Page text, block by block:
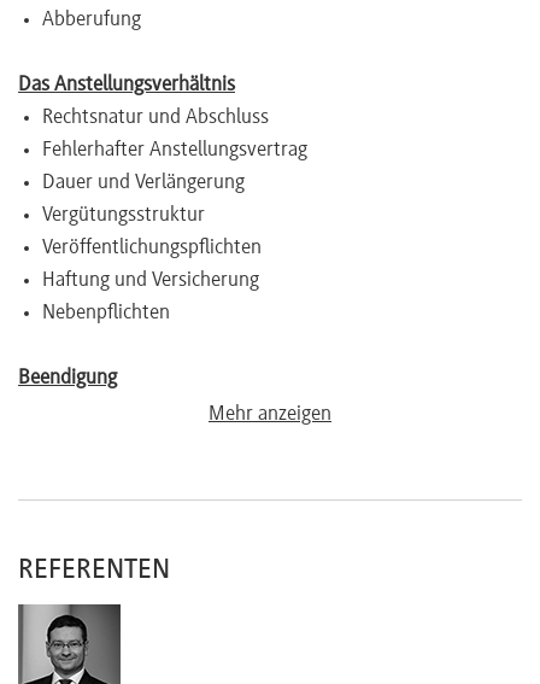
Abberufung
Das Anstellungsverhältnis
Rechtsnatur und Abschluss
Fehlerhafter Anstellungsvertrag
Dauer und Verlängerung
Vergütungsstruktur
Veröffentlichungspflichten
Haftung und Versicherung
Nebenpflichten
Beendigung
Ordentliche Kündigung
Prozessuale Besonderheiten und taktische Übertragungen
Steuer und Sozialversicherung
Mehr anzeigen
REFERENTEN